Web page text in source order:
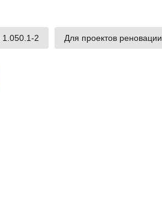
2 Для проектов реновации